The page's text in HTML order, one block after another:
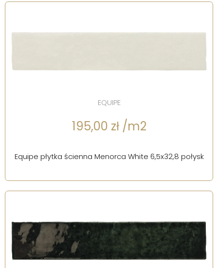
EQUIPE
195,00 zł /m2
Equipe płytka ścienna Menorca White 6,5x32,8 połysk